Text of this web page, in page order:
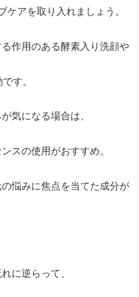
ケアを取り入れましょう。
作用のある酵素入り洗顔や
す。
気になる場合は、
スの使用がおすすめ。
悩みに焦点を当てた成分が
に逆らって、